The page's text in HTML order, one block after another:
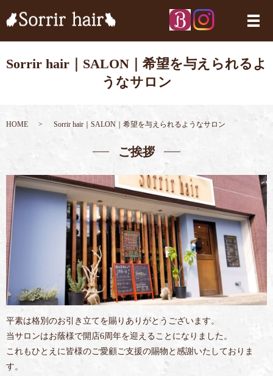
メ
Sorrir hair｜SALON｜希望を与えられるよ
うなサロン
HOME Sorrir hair｜SALON｜希望を与えられるようなサロン
ご挨拶
平素は格別のお引き立てを賜りありがとうございます。
当サロンはお蔭様で開店6周年を迎えることになりました。
これもひとえに皆様のご愛顧ご支援の賜物と感謝いたしておりま
す。